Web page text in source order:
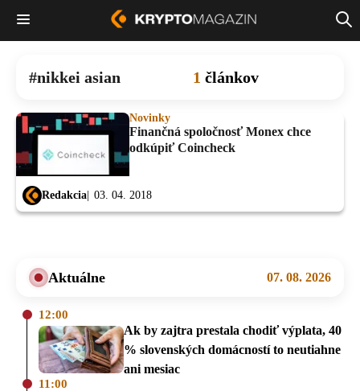
nikkei asian 1 článkov
Novinky
Finančná spoločnosť Monex chce
odkúpiť Coincheck
Redakcia 03. 04. 2018
Aktuálne 07. 08. 2026
12:00
Ak by zajtra prestala chodiť výplata, 40
% slovenských domácností to neutiahne
ani mesiac
11:00